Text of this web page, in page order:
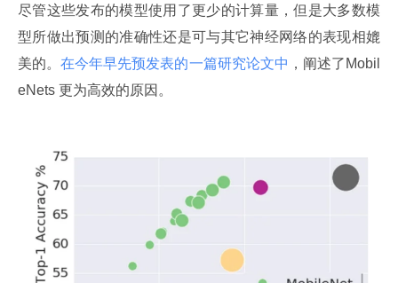
尽管这些发布的模型使用了更少的计算量，但是大多数模
型所做出预测的准确性还是可与其它神经网络的表现相媲
美的。在今年早先预发表的一篇研究论文中 ，阐述了Mobil
eNets 更为高效的原因。